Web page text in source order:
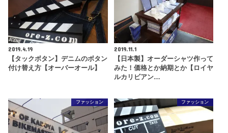
2019.4.19
【タックボタン】デニムのボタン
付け替え方【オーバーオール】
2019.11.1
【日本製】オーダーシャツ作って
みた！価格とか納期とか【ロイヤ
ルカリビアン…
ファッション ファッション